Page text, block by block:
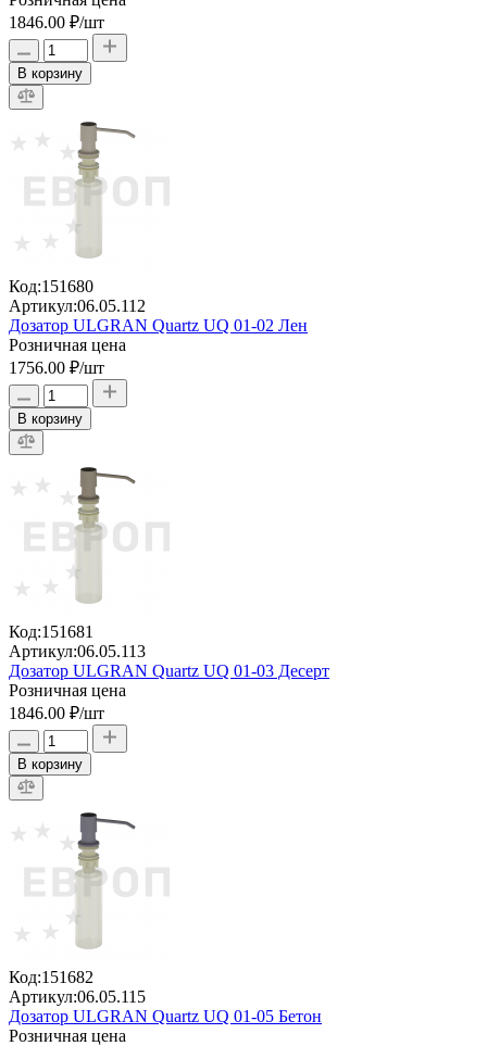
1846.00 ₽/шт
В корзину
Код:151680
Артикул:06.05.112
Дозатор ULGRAN Quartz UQ 01-02 Лен
Розничная цена
1756.00 ₽/шт
В корзину
Код:151681
Артикул:06.05.113
Дозатор ULGRAN Quartz UQ 01-03 Десерт
Розничная цена
1846.00 ₽/шт
В корзину
Код:151682
Артикул:06.05.115
Дозатор ULGRAN Quartz UQ 01-05 Бетон
Розничная цена